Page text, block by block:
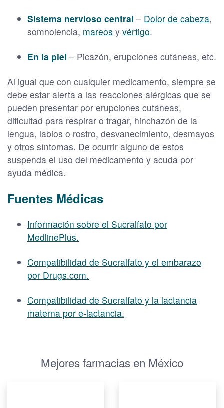
Sistema nervioso central – Dolor de cabeza,
somnolencia, mareos y vértigo.
En la piel – Picazón, erupciones cutáneas, etc.
Al igual que con cualquier medicamento, siempre se
debe estar alerta a las reacciones alérgicas que se
pueden presentar por erupciones cutáneas,
dificultad para respirar o tragar, hinchazón de la
lengua, labios o rostro, desvanecimiento, desmayos
y otros síntomas. De ocurrir alguno de estos
suspenda el uso del medicamento y acuda por
ayuda médica.
Fuentes Médicas
Información sobre el Sucralfato por
MedlinePlus.
Compatibilidad de Sucralfato y el embarazo
por Drugs.com.
Compatibilidad de Sucralfato y la lactancia
materna por e-lactancia.
Mejores farmacias en México